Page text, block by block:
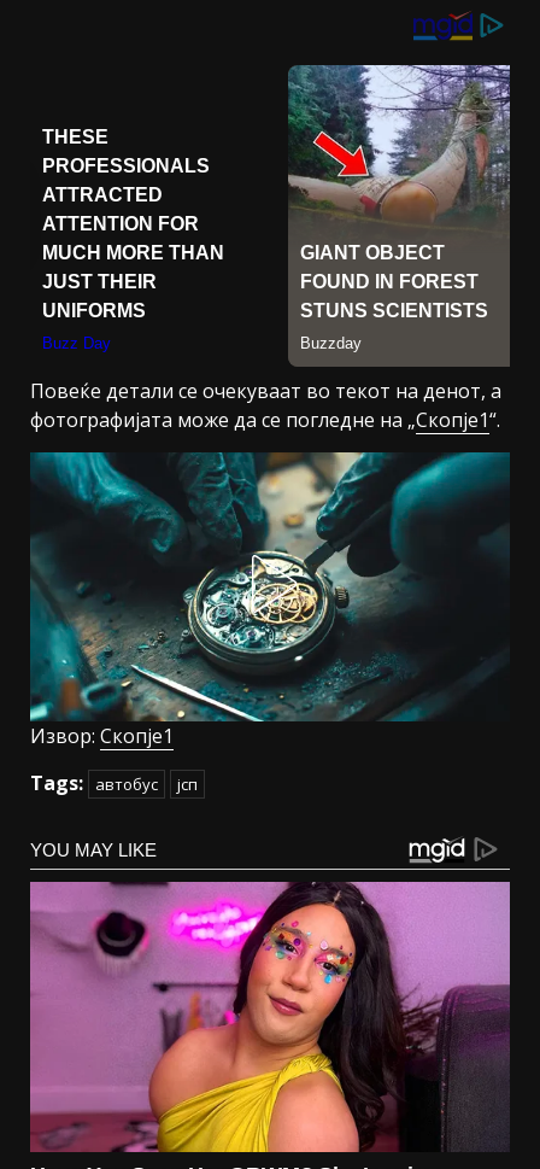
Повеќе детали се очекуваат во текот на денот, а
фотографијата може да се погледне на „Скопје1“.
Извор: Скопје1
Tags:
автобус јсп